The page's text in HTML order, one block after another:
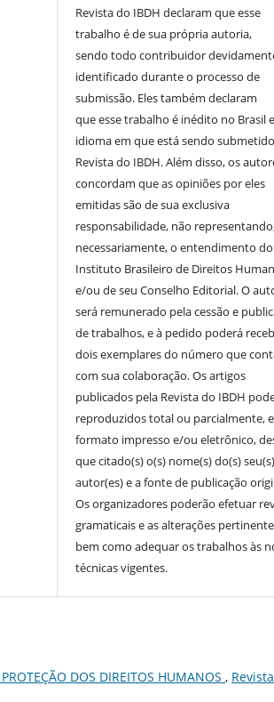
Revista do IBDH declaram que esse
trabalho é de sua própria autoria,
sendo todo contribuidor
identificado durante o processo de
submissão. Eles também declaram
que esse trabalho é inédito no Brasil
idioma em que está sendo
Revista do IBDH. Além disso, os
concordam que as opiniões por eles
emitidas são de sua exclusiva
responsabilidade, não
necessariamente, o entendimento do
Instituto Brasileiro de Direitos
e/ou de seu Conselho Editorial. O
será remunerado pela cessão e
de trabalhos, e à pedido poderá
dois exemplares do número que
com sua colaboração. Os artigos
publicados pela Revista do IBDH
reproduzidos total ou parcialmente,
formato impresso e/ou eletrônico,
que citado(s) o(s) nome(s) do(s) seu(s)
autor(es) e a fonte de publicação
Os organizadores poderão efetuar
gramaticais e as alterações
bem como adequar os trabalhos às
técnicas vigentes.
DOS DIREITOS HUMANOS ,